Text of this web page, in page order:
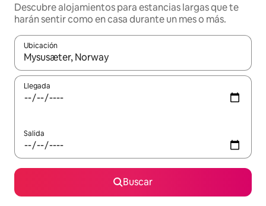
Descubre alojamientos para estancias largas que te
harán sentir como en casa durante un mes o más.
Ubicación
Cuando los resultados estén disponibles, podrás navegar
Llegada
Salida
Buscar